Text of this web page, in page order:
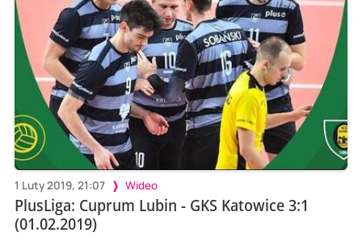
1 Luty 2019, 21:07 Wideo
PlusLiga: Cuprum Lubin - GKS Katowice 3:1
(01.02.2019)